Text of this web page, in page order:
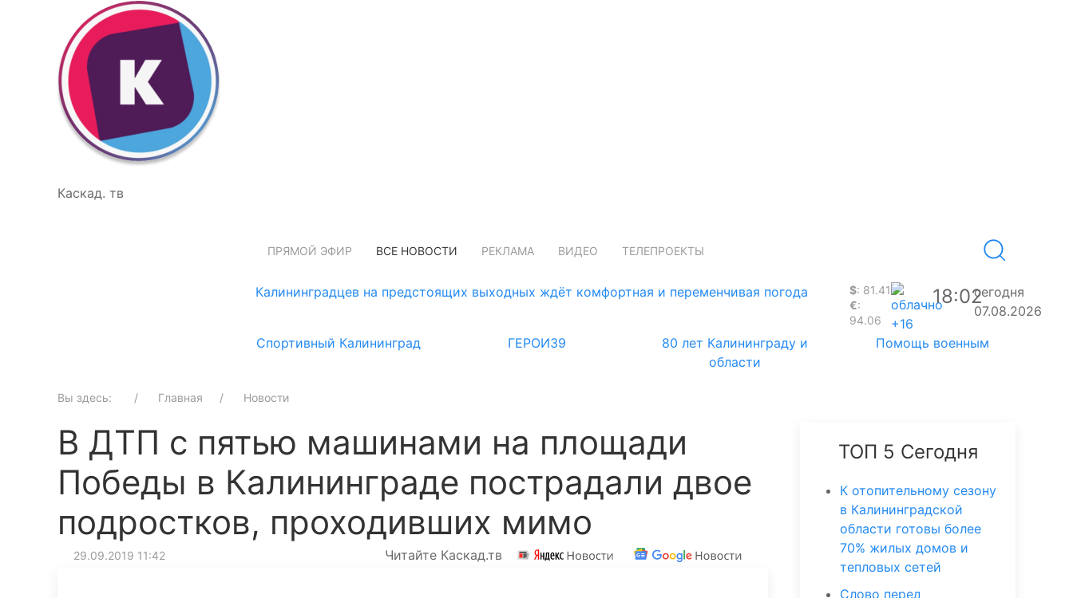
Каскад. тв
ПРЯМОЙ ЭФИР ВСЕ НОВОСТИ РЕКЛАМА ВИДЕО ТЕЛЕПРОЕКТЫ
Калининградцев на предстоящих выходных ждёт комфортная и переменчивая погода $: 81.41
€:
94.06
+16
18:02сегодня
07.08.2026
Спортивный Калининград
ГЕРОИ39
80 лет Калининграду и
области
Помощь военным
Вы здесь: Главная Новости
В ДТП с пятью машинами на площади
Победы в Калининграде пострадали двое
подростков, проходивших мимо
29.09.2019 11:42 Читайте Каскад.тв
ТОП 5 Сегодня
К отопительному сезону
в Калининградской
области готовы более
70% жилых домов и
тепловых сетей
Слово перед